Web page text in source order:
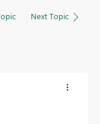
Next Topic